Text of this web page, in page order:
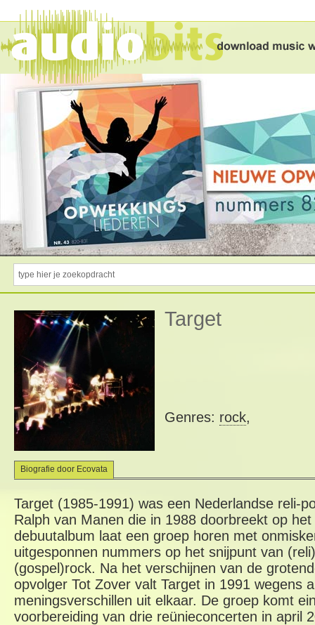
Target
Genres: rock,
Biografie door Ecovata
Target (1985-1991) was een Nederlandse reli-
Ralph van Manen die in 1988 doorbreekt op
debuutalbum laat een groep horen met
uitgesponnen nummers op het snijpunt van
(gospel)rock. Na het verschijnen van de
opvolger Tot Zover valt Target in 1991 wegens
meningsverschillen uit elkaar. De groep komt
voorbereiding van drie reünieconcerten in april